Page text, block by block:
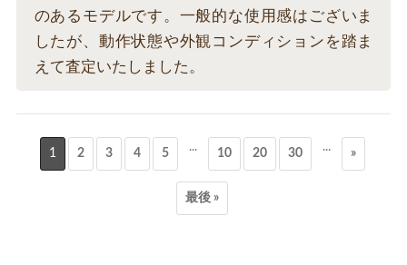
のあるモデルです。一般的な使用感はございま
したが、動作状態や外観コンディションを踏ま
えて査定いたしました。
1 2 3 4 5 ... 10 20 30 ... »
最後 »